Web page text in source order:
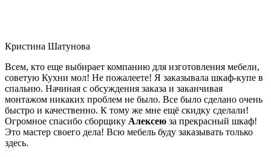
Кристина Шатунова
Всем, кто еще выбирает компанию для изготовления мебели,
советую Кухни мол! Не пожалеете! Я заказывала шкаф-купе в
спальню. Начиная с обсуждения заказа и заканчивая
монтажом никаких проблем не было. Все было сделано очень
быстро и качественно. К тому же мне ещё скидку сделали!
Огромное спасибо сборщику Алексею за прекрасный шкаф!
Это мастер своего дела! Всю мебель буду заказывать только
здесь.